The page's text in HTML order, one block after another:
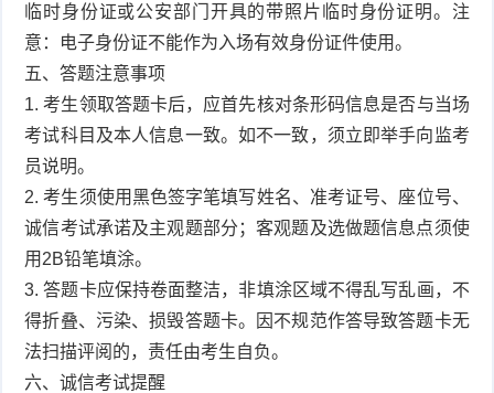
临时身份证或公安部门开具的带照片临时身份证明。注
意：电子身份证不能作为入场有效身份证件使用。
五、答题注意事项
1. 考生领取答题卡后，应首先核对条形码信息是否与当场
考试科目及本人信息一致。如不一致，须立即举手向监考
员说明。
2. 考生须使用黑色签字笔填写姓名、准考证号、座位号、
诚信考试承诺及主观题部分；客观题及选做题信息点须使
用2B铅笔填涂。
3. 答题卡应保持卷面整洁，非填涂区域不得乱写乱画，不
得折叠、污染、损毁答题卡。因不规范作答导致答题卡无
法扫描评阅的，责任由考生自负。
六、诚信考试提醒